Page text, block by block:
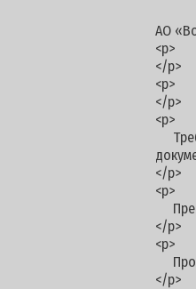
АО
<p>
</p>
<p>
</p>
<p>
</p>
<p>
</p>
<p>
</p>